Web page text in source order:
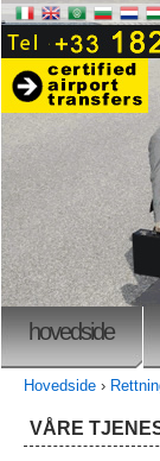
hovedside
Hovedside ›
VÅRE